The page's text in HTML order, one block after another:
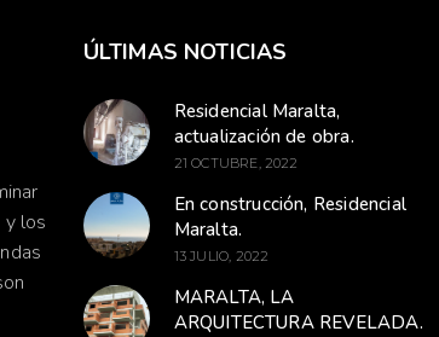
los
ÚLTIMAS NOTICIAS
Residencial Maralta,
actualización de obra.
21 OCTUBRE, 2022
En construcción, Residencial
Maralta.
13 JULIO, 2022
MARALTA, LA
ARQUITECTURA REVELADA.